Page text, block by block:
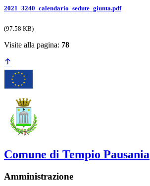
2021_3240_calendario_sedute_giunta.pdf
(97.58 KB)
Visite alla pagina: 78
Comune di Tempio Pausania
Amministrazione